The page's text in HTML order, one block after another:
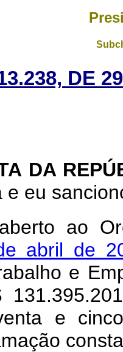
DE
DA
e eu
ao
abril de
e
e